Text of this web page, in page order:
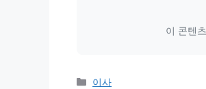
이 콘텐
카
이사